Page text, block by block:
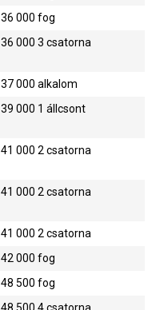
36 000fog
36 0003 csatorna
37 000alkalom
39 000 1 állcsont
41 0002 csatorna
41 0002 csatorna
41 0002 csatorna
42 000fog
48 500fog
48 5004 csatorna